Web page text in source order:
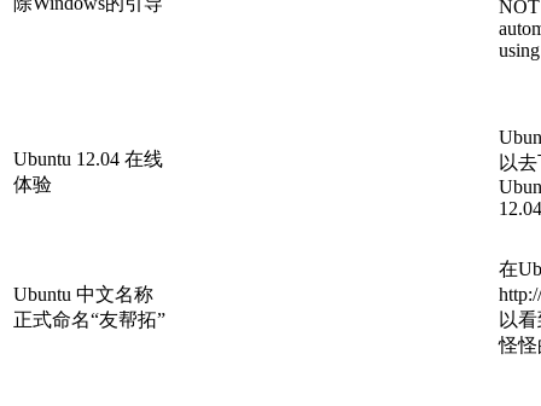
Ubuntu 12.04 在线
体验
以
Ubuntu 中文名称
正式命名“友帮拓”
在
以
怪